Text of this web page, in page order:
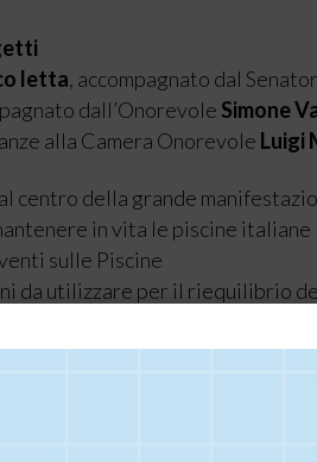
letta, accompagnato dal
dall’Onorevole Simone
alla Camera Onorevole Luigi
centro della grande
in vita le piscine italiane
sulle Piscine
da utilizzare per il riequilibrio
il credito di imposta
Piscine
ramo di azienda per il 2022
– piena soddisfazione per il
consapevolezza